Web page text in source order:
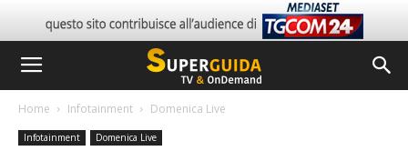
Home Infotainment Domenica Live
Infotainment Domenica Live